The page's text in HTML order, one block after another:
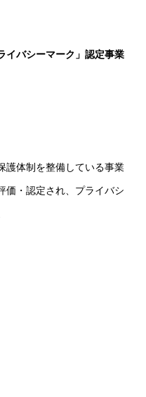
イバシーマーク」認定事業
護体制を整備している事業
価・認定され、プライバシ